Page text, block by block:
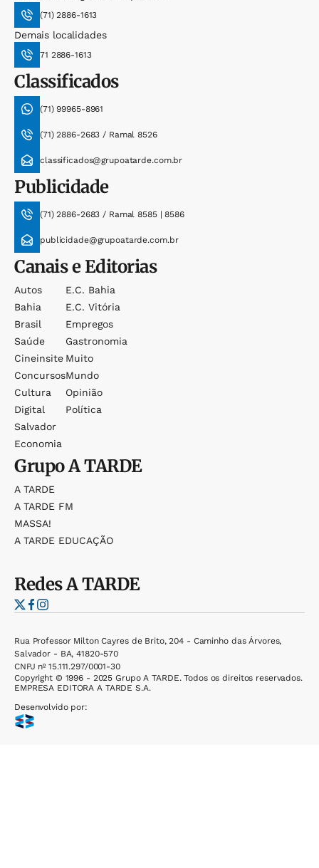
(71) 2886-1613
Demais localidades
71 2886-1613
Classificados
(71) 99965-8961
(71) 2886-2683 / Ramal 8526
classificados@grupoatarde.com.br
Publicidade
(71) 2886-2683 / Ramal 8585 | 8586
publicidade@grupoatarde.com.br
Canais e Editorias
Autos
Bahia
Brasil
Saúde
Cineinsite
Concursos
Cultura
Digital
Salvador
Economia
E.c. Bahia
E.c. Vitória
Empregos
Gastronomia
Muito
Mundo
Opinião
Política
GrupoA TARDE
A TARDE
A TARDE FM
MASSA!
A TARDE EDUCAÇÃO
RedesA TARDE
Rua Professor Milton Cayres de Brito, 204 - Caminho das Árvores,
Salvador - BA, 41820-570
CNPJ nº 15.111.297/0001-30
Copyright © 1996 - 2025 Grupo A TARDE. Todos os direitos reservados.
EMPRESA EDITORA A TARDE S.A.
Desenvolvido por: